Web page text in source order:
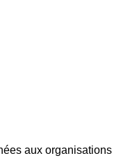
aux organisations